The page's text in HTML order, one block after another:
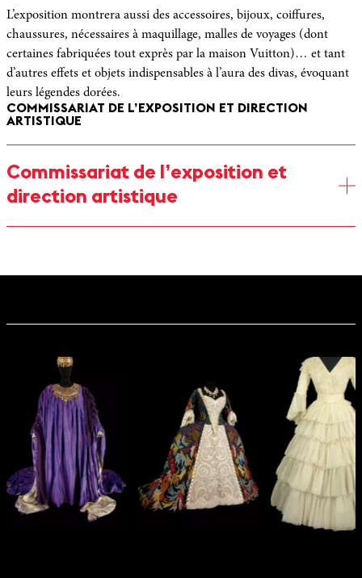
L’exposition montrera aussi des accessoires, bijoux, coiffures,
chaussures, nécessaires à maquillage, malles de voyages (dont
certaines fabriquées tout exprès par la maison Vuitton)… et tant
d’autres effets et objets indispensables à l’aura des divas, évoquant
leurs légendes dorées.
COMMISSARIAT DE L’EXPOSITION ET DIRECTION
ARTISTIQUE
Commissariat de l’exposition et
direction artistique
Après avoir étudié l’architecture, Maurizio Galante suit la
présentera ses collections en France, pays qui salue son talent en
l’invitant à participer aux défilés de couture parisiens. Installé à
Paris en 1996, il fonde la marque « Maurizio Galante » l’année
suivante. En parallèle, Maurizio Galante participe à de
nombreuses expositions, parmi lesquelles « Black in Fashion »
au Victoria and Albert Museum de Londres (1999), « Vision of
the Body » au Musée d’Art Moderne de Kyoto (1999), «
Modamorphoses » au magasin Le Printemps à Paris (2003).
En 2006, il présente au Centre des Arts d’Enghien-les-Bains une